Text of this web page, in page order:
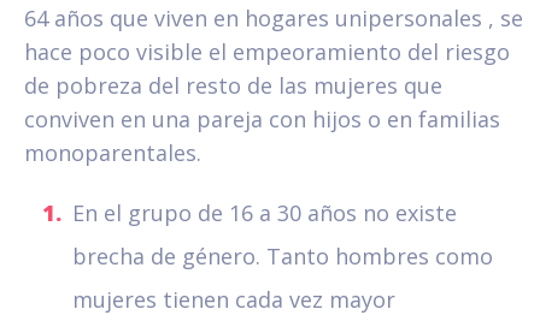
64 años que viven en hogares unipersonales , se
hace poco visible el empeoramiento del riesgo
de pobreza del resto de las mujeres que
conviven en una pareja con hijos o en familias
monoparentales.
En el grupo de 16 a 30 años no existe
brecha de género. Tanto hombres como
mujeres tienen cada vez mayor